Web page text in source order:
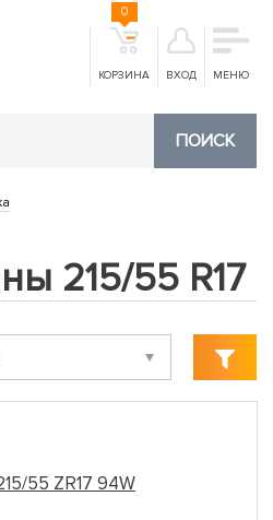
КОРЗИНА
0
ВХОД МЕНЮ
ПОИСК
215/55 R17
55 ZR17 94W